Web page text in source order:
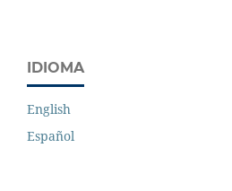
IDIOMA
English
Español